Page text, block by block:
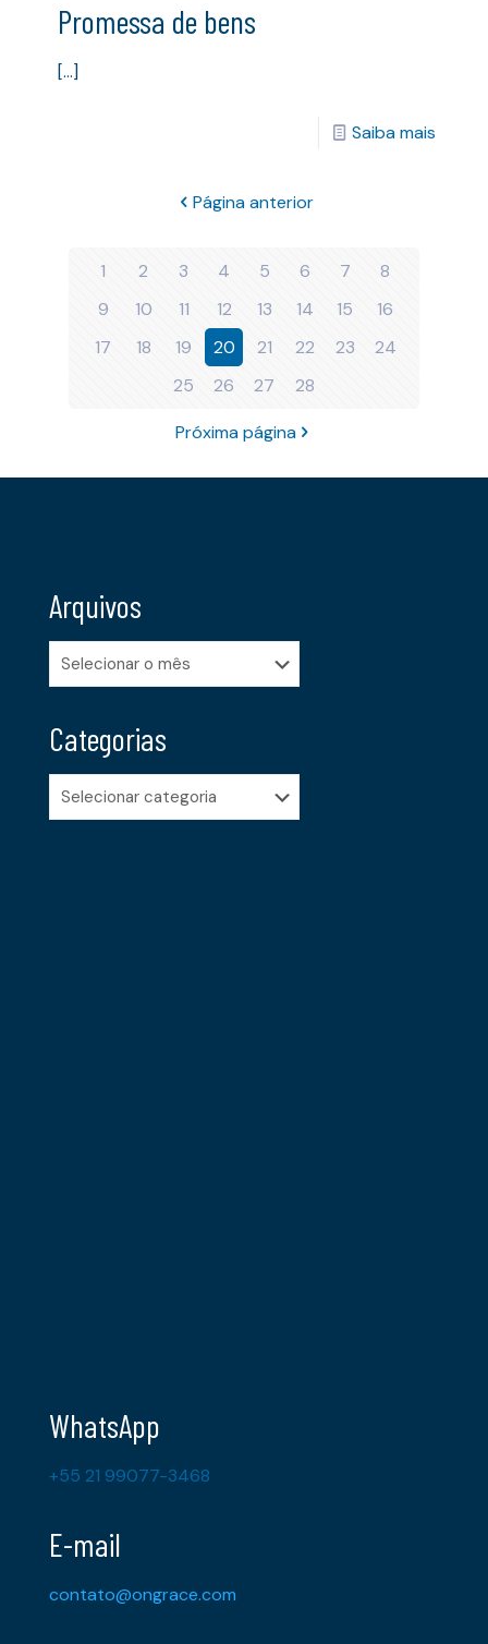
Promessa de bens
[…]
Saiba mais
Página anterior
1 2 3 4 5 6 7
8
9
10 11 12 13 14 15
16
17
18 19 20 21 22 23
24
25
26 27 28
Próxima página
Arquivos
Arquivos
Categorias
Categorias
WhatsApp
+55 21 99077-3468
E-mail
contato@ongrace.com